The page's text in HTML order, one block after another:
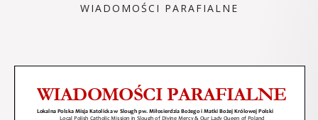
WIADOMOŚCI PARAFIALNE